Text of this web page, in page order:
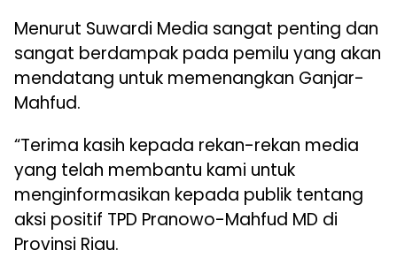
Menurut Suwardi Media sangat penting dan
sangat berdampak pada pemilu yang akan
mendatang untuk memenangkan Ganjar-
Mahfud.
“Terima kasih kepada rekan-rekan media
yang telah membantu kami untuk
menginformasikan kepada publik tentang
aksi positif TPD Pranowo-Mahfud MD di
Provinsi Riau.